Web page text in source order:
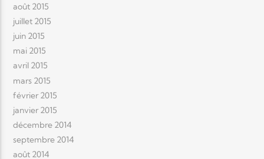
août 2015
juillet 2015
juin 2015
mai 2015
avril 2015
mars 2015
février 2015
janvier 2015
décembre 2014
septembre 2014
août 2014